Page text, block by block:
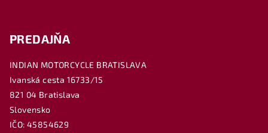
PREDAJŇA
INDIAN MOTORCYCLE BRATISLAVA
Ivanská cesta 16733/15
821 04 Bratislava
Slovensko
IČO: 45854629